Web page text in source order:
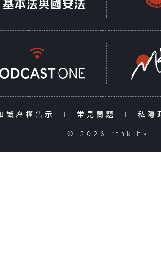
識產權告示 | 常見問題 | 私隱
© 2026 rthk.hk